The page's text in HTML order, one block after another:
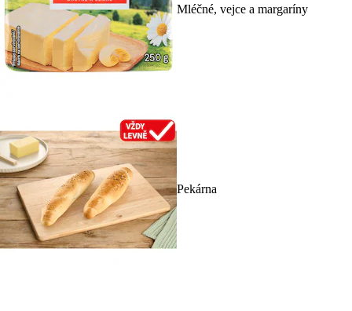
Mléčné, vejce a margaríny
Pekárna